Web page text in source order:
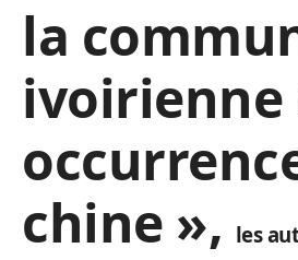
la
ivoirienne
chine », les